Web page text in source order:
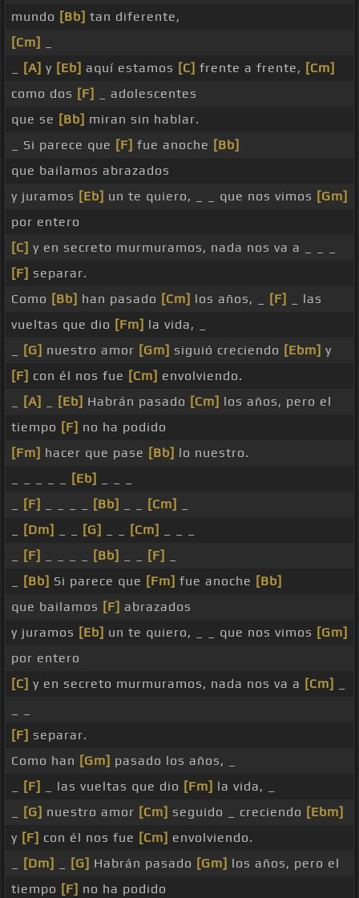
mundo [Bb] tan diferente,
[Cm]
[A] y [Eb] aquí estamos [C] frente a frente, [Cm]
como dos [F]
_ adolescentes
que se [Bb] miran sin hablar.
_ Si parece que [F] fue anoche [Bb]
que bailamos abrazados
y juramos [Eb] un te quiero, _ _ que nos vimos [Gm]
por entero
[C] y en secreto murmuramos, nada nos va a _ _ _
[F] separar.
Como [Bb] han pasado [Cm] los años, _ [F]
_ las
vueltas que dio [Fm] la vida, _
[G] nuestro amor [Gm] siguió creciendo [Ebm] y
[F] con él nos fue [Cm] envolviendo.
[A] [Eb] Habrán pasado [Cm] los años, pero el
tiempo [F] no ha podido
[Fm] hacer que pase [Bb] lo nuestro.
[Eb]
[F] [Bb] [Cm]
[Dm] [G] [Cm]
[F] [Bb] [F]
[Bb] Si parece que [Fm] fue anoche [Bb]
que bailamos [F] abrazados
y juramos [Eb] un te quiero, _ _ que nos vimos [Gm]
por entero
[C] y en secreto murmuramos, nada nos va a [Cm]
[F] separar.
Como han [Gm] pasado los años, _
[F] _ las vueltas que dio [Fm] la vida, _
[G] nuestro amor [Cm] seguido _ creciendo [Ebm]
y [F] con él nos fue [Cm] envolviendo.
[Dm] [G] Habrán pasado [Gm] los años, pero el
tiempo [F] no ha podido